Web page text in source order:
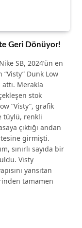
Geri Dönüyor!
SB, 2024’ün en
Dunk Low
Merakla
stok
“Visty”, grafik
tüylü, renkli
çıktığı andan
girmişti.
sınırlı sayıda bir
Visty
yansıtan
tamamen